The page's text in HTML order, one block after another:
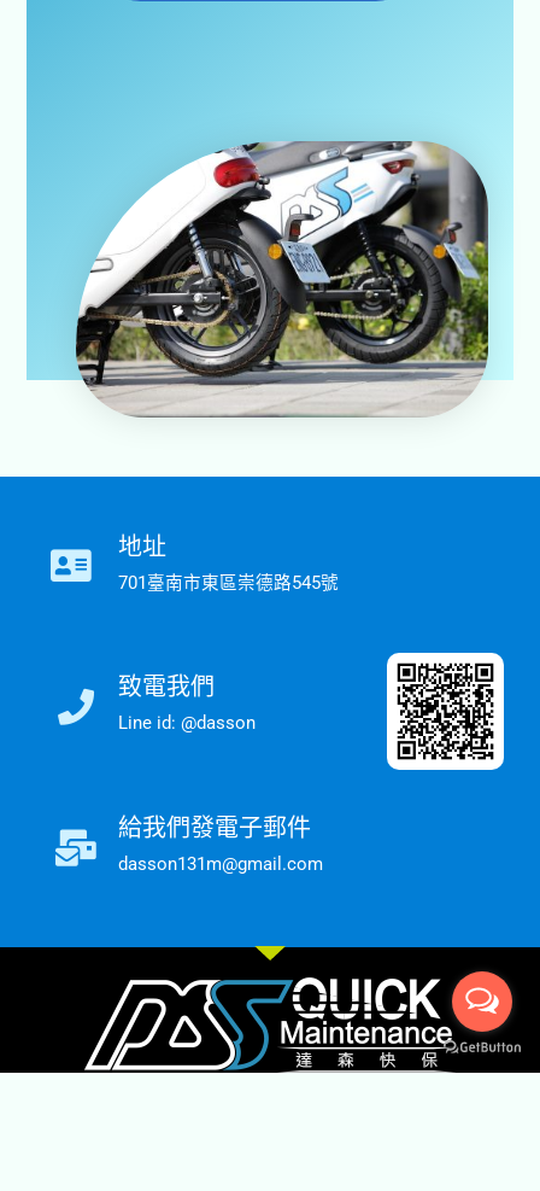
地址
701臺南市東區崇德路545號
致電我們
Line id: @dasson
給我們發電子郵件
dasson131m@gmail.com